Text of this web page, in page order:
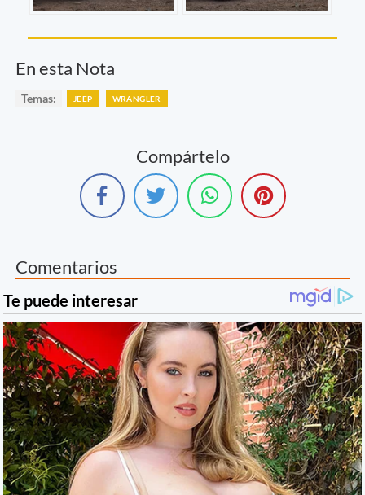
En esta Nota
Temas: JEEP WRANGLER
Compártelo
Comentarios